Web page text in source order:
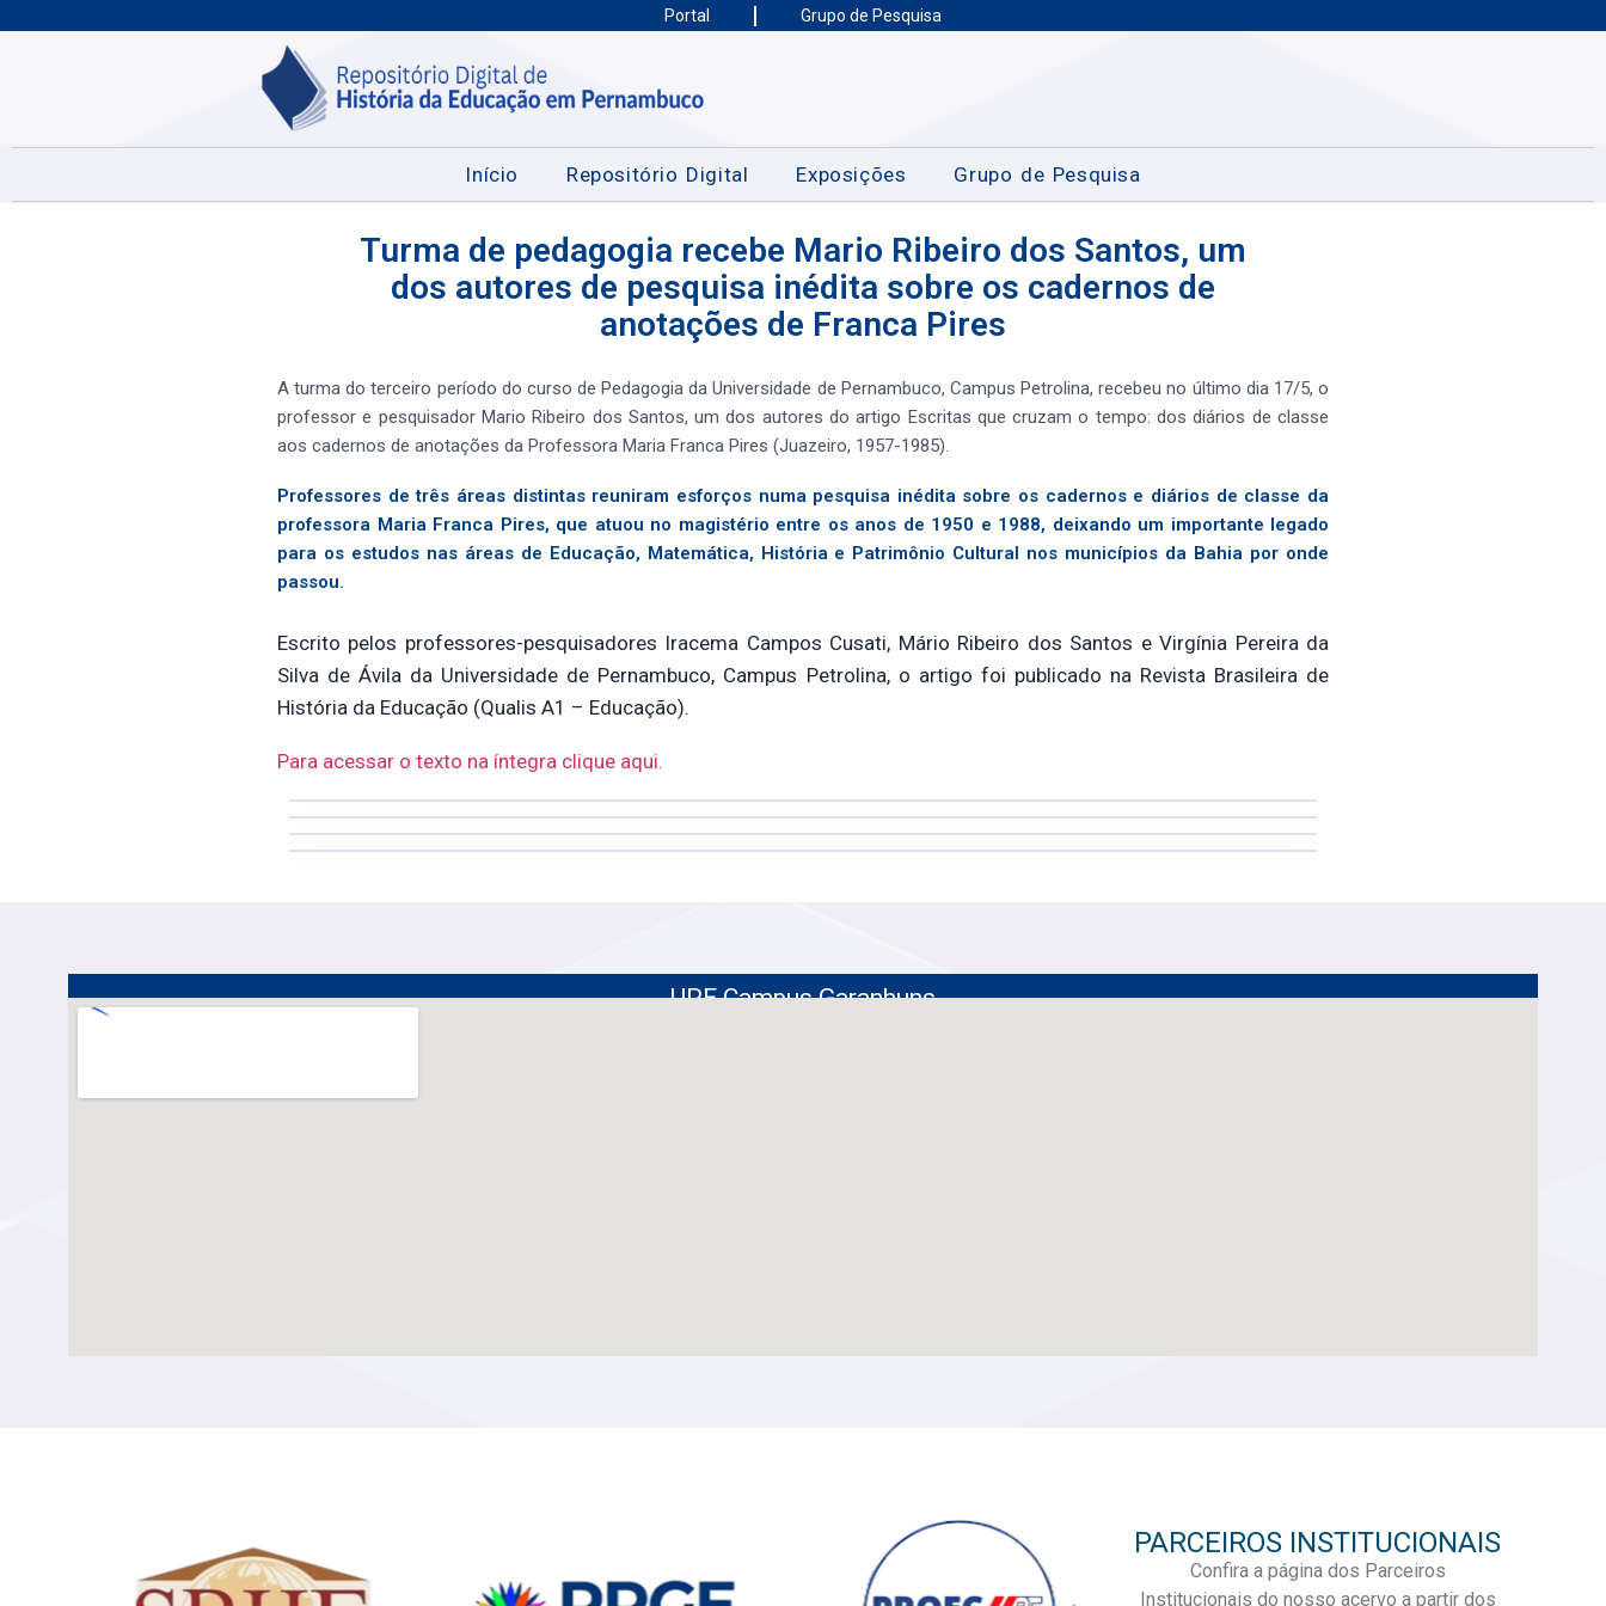
Portal Grupo de Pesquisa
Início Repositório Digital Exposições Grupo de Pesquisa
Turma de pedagogia recebe Mario Ribeiro dos Santos, um
dos autores de pesquisa inédita sobre os cadernos de
anotações de Franca Pires
A turma do terceiro período do curso de Pedagogia da Universidade de Pernambuco, Campus Petrolina, recebeu no último dia 17/5, o
professor e pesquisador Mario Ribeiro dos Santos, um dos autores do artigo Escritas que cruzam o tempo: dos diários de classe
aos cadernos de anotações da Professora Maria Franca Pires (Juazeiro, 1957-1985).
Professores de três áreas distintas reuniram esforços numa pesquisa inédita sobre os cadernos e diários de classe da
professora Maria Franca Pires, que atuou no magistério entre os anos de 1950 e 1988, deixando um importante legado
para os estudos nas áreas de Educação, Matemática, História e Patrimônio Cultural nos municípios da Bahia por onde
passou.
Escrito pelos professores-pesquisadores Iracema Campos Cusati, Mário Ribeiro dos Santos e Virgínia Pereira da
Silva de Ávila da Universidade de Pernambuco, Campus Petrolina, o artigo foi publicado na Revista Brasileira de
História da Educação (Qualis A1 – Educação).
Para acessar o texto na íntegra clique aqui.
UPE Campus Garanhuns
PARCEIROS INSTITUCIONAIS
Confira a página dos Parceiros
Institucionais do nosso acervo a partir dos